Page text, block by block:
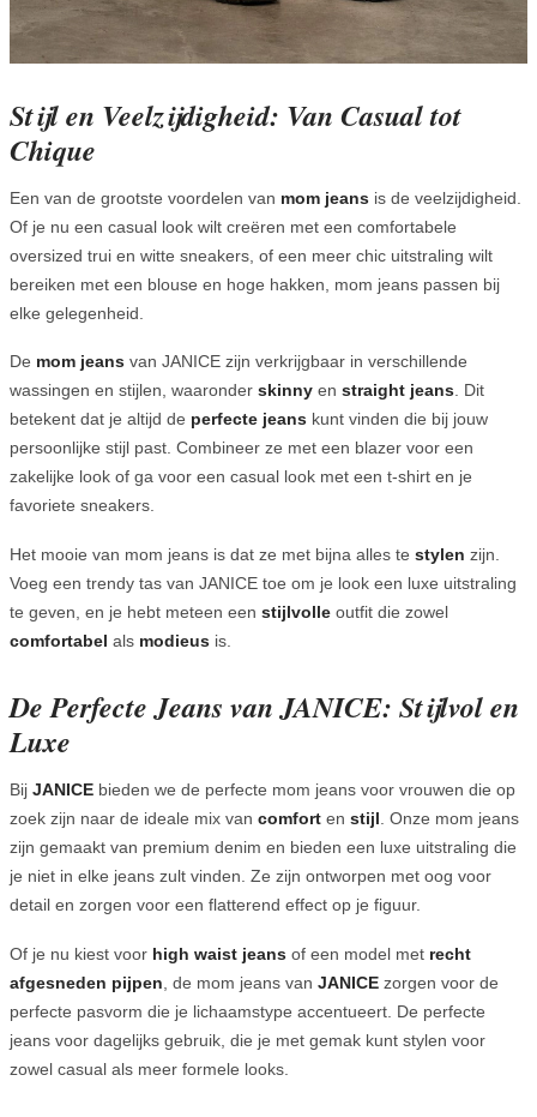
Stijl en Veelzijdigheid: Van Casual tot
Chique
Een van de grootste voordelen van mom jeans is de veelzijdigheid.
Of je nu een casual look wilt creëren met een comfortabele
oversized trui en witte sneakers, of een meer chic uitstraling wilt
bereiken met een blouse en hoge hakken, mom jeans passen bij
elke gelegenheid.
De mom jeans van JANICE zijn verkrijgbaar in verschillende
wassingen en stijlen, waaronder skinny en straight jeans. Dit
betekent dat je altijd de perfecte jeans kunt vinden die bij jouw
persoonlijke stijl past. Combineer ze met een blazer voor een
zakelijke look of ga voor een casual look met een t-shirt en je
favoriete sneakers.
Het mooie van mom jeans is dat ze met bijna alles te stylen zijn.
Voeg een trendy tas van JANICE toe om je look een luxe uitstraling
te geven, en je hebt meteen een stijlvolle outfit die zowel
comfortabel als modieus is.
De Perfecte Jeans van JANICE: Stijlvol en
Luxe
Bij JANICE bieden we de perfecte mom jeans voor vrouwen die op
zoek zijn naar de ideale mix van comfort en stijl . Onze mom jeans
zijn gemaakt van premium denim en bieden een luxe uitstraling die
je niet in elke jeans zult vinden. Ze zijn ontworpen met oog voor
detail en zorgen voor een flatterend effect op je figuur.
Of je nu kiest voor high waist jeans of een model met recht
afgesneden pijpen , de mom jeans van JANICE zorgen voor de
perfecte pasvorm die je lichaamstype accentueert. De perfecte
jeans voor dagelijks gebruik, die je met gemak kunt stylen voor
zowel casual als meer formele looks.